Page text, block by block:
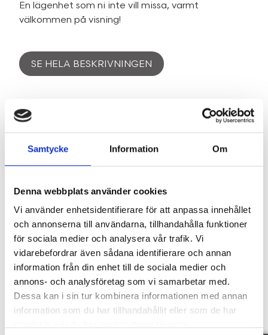
Samtycke Information Om
Denna webbplats använder cookies
Vi använder enhetsidentifierare för att anpassa innehållet
och annonserna till användarna, tillhandahålla funktioner
för sociala medier och analysera vår trafik. Vi
vidarebefordrar även sådana identifierare och annan
information från din enhet till de sociala medier och
annons- och analysföretag som vi samarbetar med.
Dessa kan i sin tur kombinera informationen med annan
information som du har tillhandahållit eller som de har
En lägenhet som ni inte vill missa, varmt
välkommen på visning!
SE HELA BESKRIVNINGEN
Område
SE OMRÅDE
Fakta
SE FAKTA